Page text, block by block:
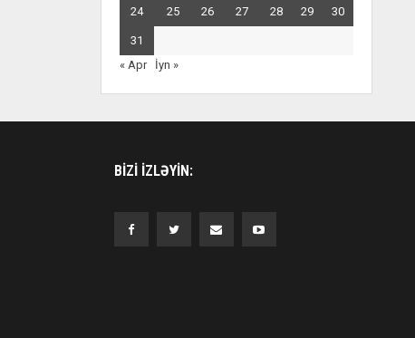
24 25 26 27 28 29 30
31
« Apr
İyn »
BIZI IZLƏYIN: